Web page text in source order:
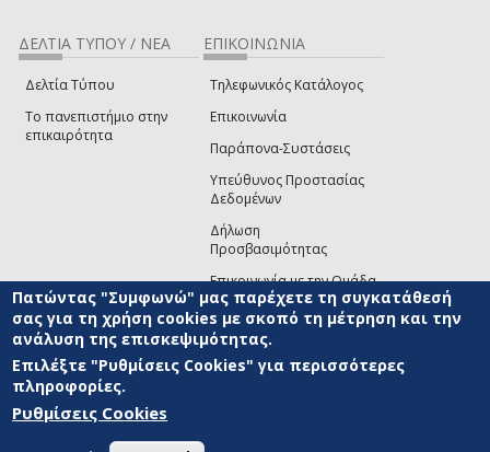
ΔΕΛΤΙΑ ΤΥΠΟΥ / ΝΕΑ
Δελτία Τύπου
Το πανεπιστήμιο στην
επικαιρότητα
ΕΠΙΚΟΙΝΩΝΙΑ
Τηλεφωνικός Κατάλογος
Επικοινωνία
Παράπονα-Συστάσεις
Υπεύθυνος Προστασίας
Δεδομένων
Δήλωση
Προσβασιμότητας
Επικοινωνία με την Ομάδα
Ανάπτυξης του site(link sends e-mail)
© ΠΑΝΕΠΙΣΤΗΜΙΟ ΑΙΓΑΙΟΥ ΟΡΟΙ ΧΡΗΣΗΣ
ΑΝΑΠΤΥΞΗΣ
Πατώντας "Συμφωνώ" μας παρέχετε τη συγκατάθεσή
σας για τη χρήση cookies με σκοπό τη μέτρηση και την
ανάλυση της επισκεψιμότητας.
Επιλέξτε "Ρυθμίσεις Cookies" για περισσότερες
πληροφορίες.
Ρυθμίσεις Cookies